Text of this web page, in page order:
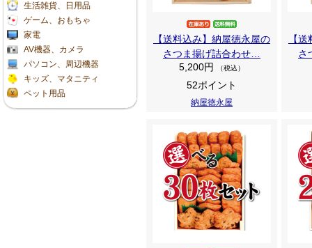
生活雑貨、日用品
ゲーム、おもちゃ
家電
AV機器、カメラ
パソコン、周辺機器
キッズ、マタニティ
ペット用品
【送料込み】納屋徳永屋の
さつま揚げ詰合わせ…
5,200円
（税込）
52ポイント
納屋徳永屋
【
さ